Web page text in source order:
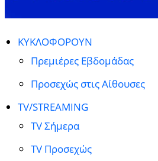
ΚΥΚΛΟΦΟΡΟΥΝ
Πρεμιέρες Εβδομάδας
Προσεχώς στις Αίθουσες
TV/STREAMING
TV Σήμερα
TV Προσεχώς